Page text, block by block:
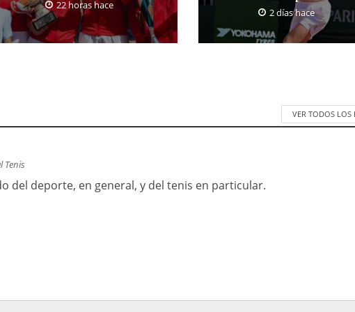
22 horas hace
2 días hace
VER TODOS LOS
Tenis
del deporte, en general, y del tenis en particular.